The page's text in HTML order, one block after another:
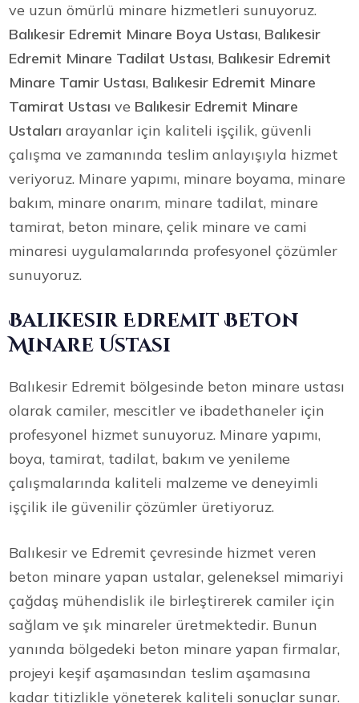
ve uzun ömürlü minare hizmetleri sunuyoruz.
Balıkesir Edremit Minare Boya Ustası, Balıkesir
Edremit Minare Tadilat Ustası, Balıkesir Edremit
Minare Tamir Ustası, Balıkesir Edremit Minare
Tamirat Ustası ve Balıkesir Edremit Minare
Ustaları arayanlar için kaliteli işçilik, güvenli
çalışma ve zamanında teslim anlayışıyla hizmet
veriyoruz. Minare yapımı, minare boyama, minare
bakım, minare onarım, minare tadilat, minare
tamirat, beton minare, çelik minare ve cami
minaresi uygulamalarında profesyonel çözümler
sunuyoruz.
Balıkesir Edremit Beton
Minare Ustası
Balıkesir Edremit bölgesinde beton minare ustası
olarak camiler, mescitler ve ibadethaneler için
profesyonel hizmet sunuyoruz. Minare yapımı,
boya, tamirat, tadilat, bakım ve yenileme
çalışmalarında kaliteli malzeme ve deneyimli
işçilik ile güvenilir çözümler üretiyoruz.
Balıkesir ve Edremit çevresinde hizmet veren
beton minare yapan ustalar, geleneksel mimariyi
çağdaş mühendislik ile birleştirerek camiler için
sağlam ve şık minareler üretmektedir. Bunun
yanında bölgedeki beton minare yapan firmalar,
projeyi keşif aşamasından teslim aşamasına
kadar titizlikle yöneterek kaliteli sonuçlar sunar.